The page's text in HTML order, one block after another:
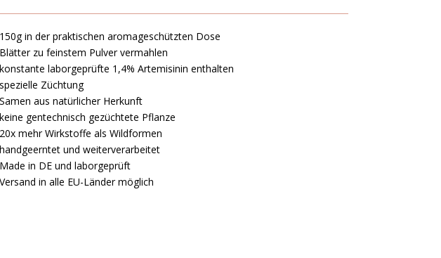
in der praktischen aromageschützten Dose
zu feinstem Pulver vermahlen
laborgeprüfte 1,4% Artemisinin enthalten
Züchtung
aus natürlicher Herkunft
gentechnisch gezüchtete Pflanze
mehr Wirkstoffe als Wildformen
und weiterverarbeitet
in DE und laborgeprüft
in alle EU-Länder möglich